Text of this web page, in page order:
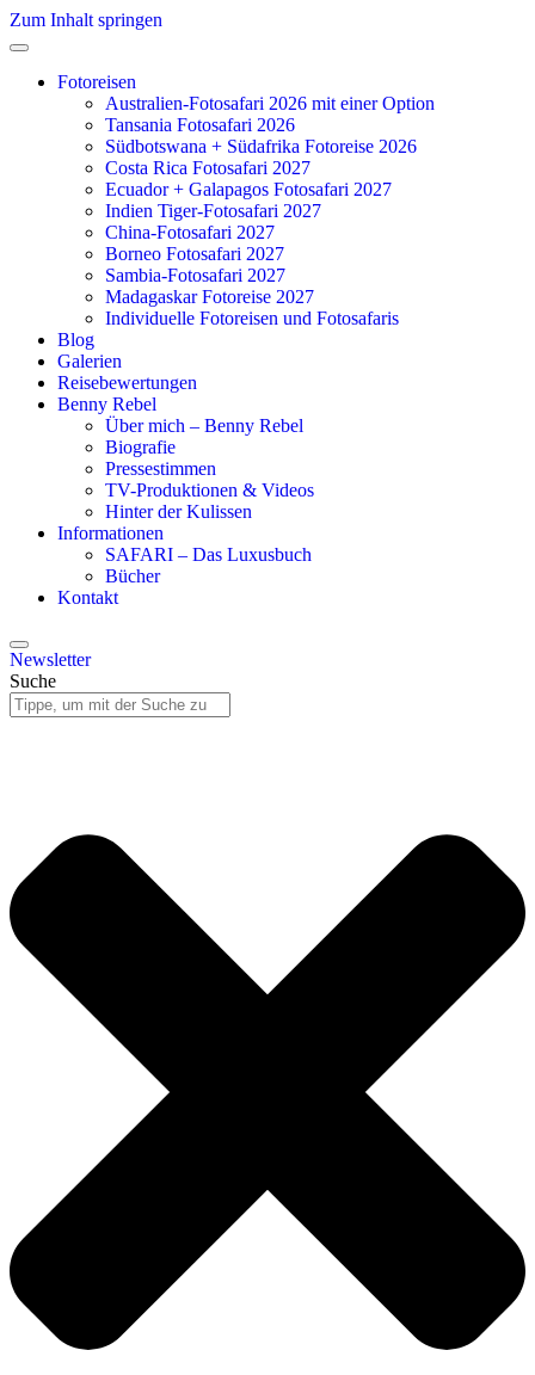
Zum Inhalt springen
Fotoreisen
Australien-Fotosafari 2026 mit einer Option
Tansania Fotosafari 2026
Südbotswana + Südafrika Fotoreise 2026
Costa Rica Fotosafari 2027
Ecuador + Galapagos Fotosafari 2027
Indien Tiger-Fotosafari 2027
China-Fotosafari 2027
Borneo Fotosafari 2027
Sambia-Fotosafari 2027
Madagaskar Fotoreise 2027
Individuelle Fotoreisen und Fotosafaris
Blog
Galerien
Reisebewertungen
Benny Rebel
Über mich – Benny Rebel
Biografie
Pressestimmen
TV-Produktionen & Videos
Hinter der Kulissen
Informationen
SAFARI – Das Luxusbuch
Bücher
Kontakt
Newsletter
Suche